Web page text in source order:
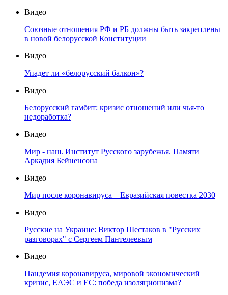
Видео
Союзные отношения РФ и РБ должны быть закреплены
в новой белорусской Конституции
Видео
Упадет ли «белорусский балкон»?
Видео
Белорусский гамбит: кризис отношений или чья-то
недоработка?
Видео
Мир - наш. Институт Русского зарубежья. Памяти
Аркадия Бейненсона
Видео
Мир после коронавируса – Евразийская повестка 2030
Видео
Русские на Украине: Виктор Шестаков в "Русских
разговорах" с Сергеем Пантелеевым
Видео
Пандемия коронавируса, мировой экономический
кризис, ЕАЭС и ЕС: победа изоляционизма?